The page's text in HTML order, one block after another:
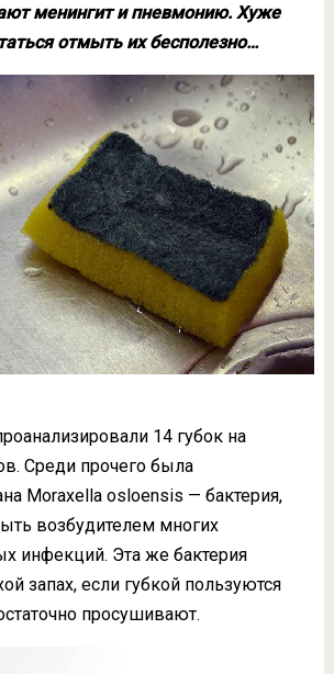
менингит и пневмонию. Хуже
отмыть их бесполезно…
14 губок на
Среди прочего была
Moraxella osloensis — бактерия,
возбудителем многих
инфекций. Эта же бактерия
запах, если губкой пользуются
просушивают.